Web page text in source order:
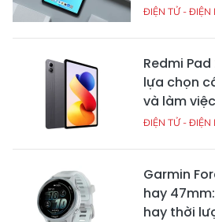
ĐIỆN TỬ - ĐIỆN
Redmi
lựa chọn
và làm
ĐIỆN TỬ - ĐIỆN
Garmin
hay
hay thời